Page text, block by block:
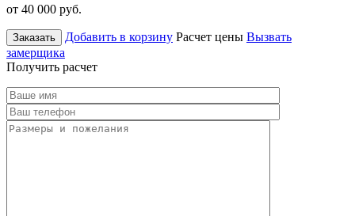
от 40 000 руб.
Заказать Добавить в корзину Расчет цены Вызвать
замерщика
Получить расчет